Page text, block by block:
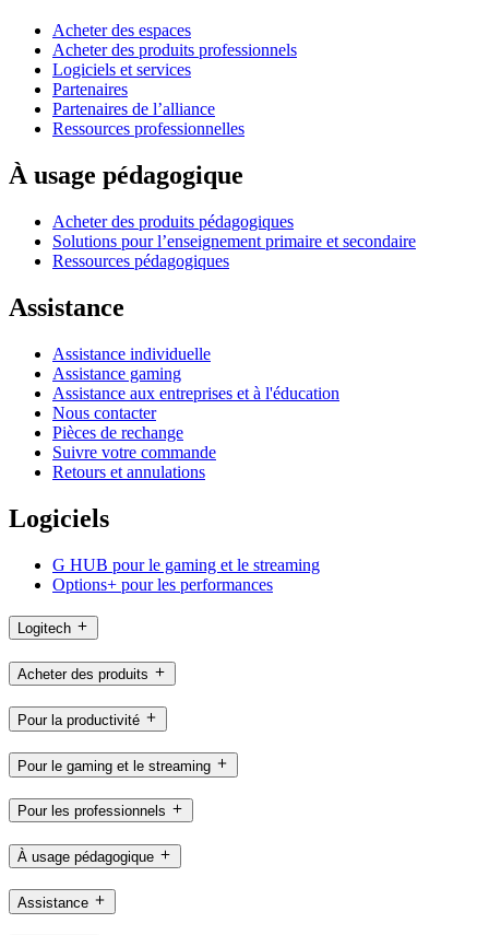
Acheter des espaces
Acheter des produits professionnels
Logiciels et services
Partenaires
Partenaires de l’alliance
Ressources professionnelles
À usage pédagogique
Acheter des produits pédagogiques
Solutions pour l’enseignement primaire et secondaire
Ressources pédagogiques
Assistance
Assistance individuelle
Assistance gaming
Assistance aux entreprises et à l'éducation
Nous contacter
Pièces de rechange
Suivre votre commande
Retours et annulations
Logiciels
G HUB pour le gaming et le streaming
Options+ pour les performances
Logitech
Acheter des produits
Pour la productivité
Pour le gaming et le streaming
Pour les professionnels
À usage pédagogique
Assistance